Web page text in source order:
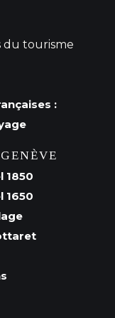
du tourisme
:
1850
1650